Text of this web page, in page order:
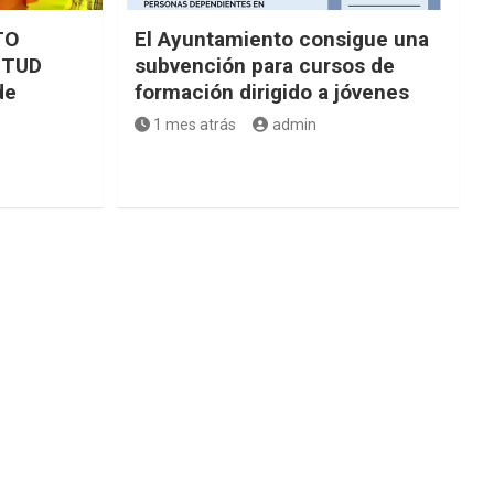
El Ayuntamiento consigue una
subvención para cursos de
formación dirigido a jóvenes
1 mes atrás admin